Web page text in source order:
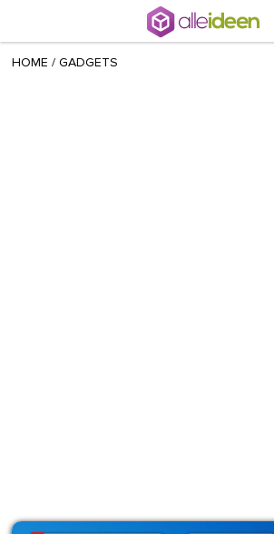
HOME / GADGETS
Gioia